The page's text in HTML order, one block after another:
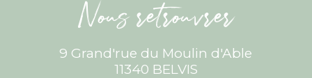
Nous retrouvrer
9 Grand'rue du Moulin d'Able
11340 BELVIS